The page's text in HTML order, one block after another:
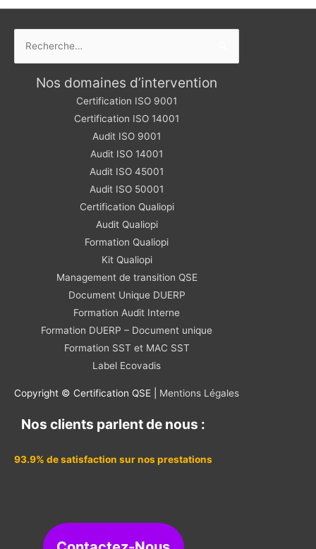
Nos domaines d’intervention
Certification ISO 9001
Certification ISO 14001
Audit ISO 9001
Audit ISO 14001
Audit ISO 45001
Audit ISO 50001
Certification Qualiopi
Audit Qualiopi
Formation Qualiopi
Kit Qualiopi
Management de transition QSE
Document Unique DUERP
Formation Audit Interne
Formation DUERP – Document unique
Formation SST et MAC SST
Label Ecovadis
Copyright © Certification QSE | Mentions Légales
Nos clients parlent de nous :
93.9% de satisfaction sur nos prestations